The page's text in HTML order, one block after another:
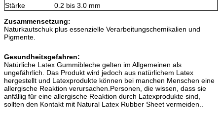
Stärke
0.2 bis 3.0 mm
Zusammensetzung:
Naturkautschuk plus essenzielle Verarbeitungschemikalien und
Pigmente.
Gesundheitsgefahren:
Natürliche Latex Gummibleche gelten im Allgemeinen als
ungefährlich. Das Produkt wird jedoch aus natürlichem Latex
hergestellt und Latexprodukte können bei manchen Menschen eine
allergische Reaktion verursachen.Personen, die wissen, dass sie
anfällig für eine allergische Reaktion durch Latexprodukte sind,
sollten den Kontakt mit Natural Latex Rubber Sheet vermeiden..